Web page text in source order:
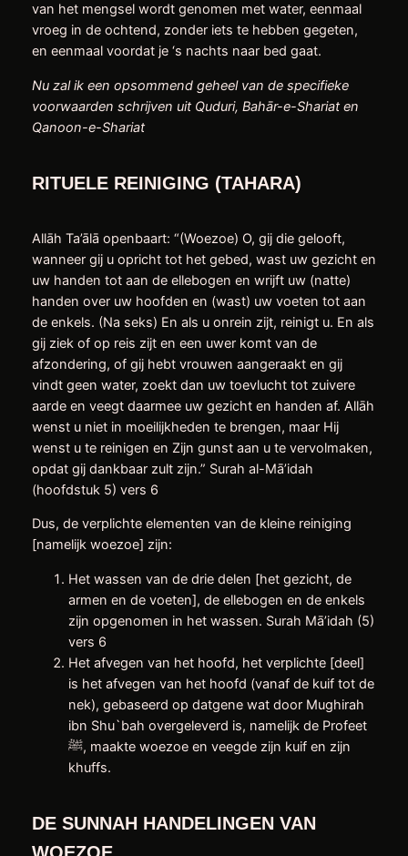
van het mengsel wordt genomen met water, eenmaal
vroeg in de ochtend, zonder iets te hebben gegeten,
en eenmaal voordat je ‘s nachts naar bed gaat.
Nu zal ik een opsommend geheel van de specifieke
voorwaarden schrijven uit Quduri, Bahār-e-Shariat en
Qanoon-e-Shariat
RITUELE REINIGING (TAHARA)
Allāh Ta’ālā openbaart: “(Woezoe) O, gij die gelooft,
wanneer gij u opricht tot het gebed, wast uw gezicht en
uw handen tot aan de ellebogen en wrijft uw (natte)
handen over uw hoofden en (wast) uw voeten tot aan
de enkels. (Na seks) En als u onrein zijt, reinigt u. En als
gij ziek of op reis zijt en een uwer komt van de
afzondering, of gij hebt vrouwen aangeraakt en gij
vindt geen water, zoekt dan uw toevlucht tot zuivere
aarde en veegt daarmee uw gezicht en handen af. Allāh
wenst u niet in moeilijkheden te brengen, maar Hij
wenst u te reinigen en Zijn gunst aan u te vervolmaken,
opdat gij dankbaar zult zijn.” Surah al-Mā’idah
(hoofdstuk 5) vers 6
Dus, de verplichte elementen van de kleine reiniging
[namelijk woezoe] zijn:
Het wassen van de drie delen [het gezicht, de
armen en de voeten], de ellebogen en de enkels
zijn opgenomen in het wassen. Surah Mā’idah (5)
vers 6
Het afvegen van het hoofd, het verplichte [deel]
is het afvegen van het hoofd (vanaf de kuif tot de
nek), gebaseerd op datgene wat door Mughirah
ibn Shu`bah overgeleverd is, namelijk de Profeet
ﷺ, maakte woezoe en veegde zijn kuif en zijn
khuffs.
DE SUNNAH HANDELINGEN VAN